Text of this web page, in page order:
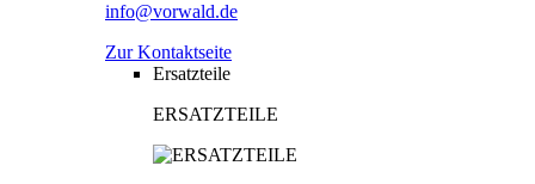
info@vorwald.de
Zur Kontaktseite
Ersatzteile
ERSATZTEILE